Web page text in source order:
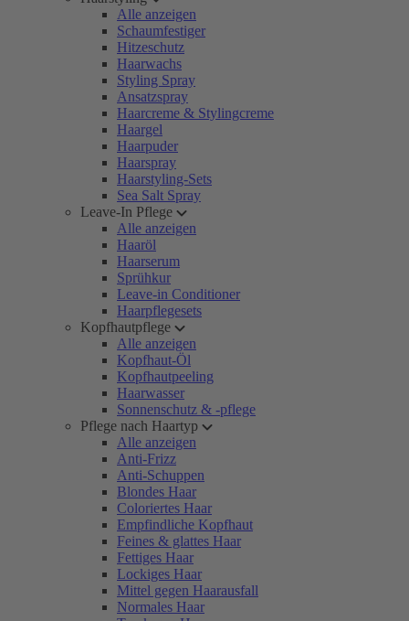
Alle anzeigen
Schaumfestiger
Hitzeschutz
Haarwachs
Styling Spray
Ansatzspray
Haarcreme & Stylingcreme
Haargel
Haarpuder
Haarspray
Haarstyling-Sets
Sea Salt Spray
Leave-In Pflege
Alle anzeigen
Haaröl
Haarserum
Sprühkur
Leave-in Conditioner
Haarpflegesets
Kopfhautpflege
Alle anzeigen
Kopfhaut-Öl
Kopfhautpeeling
Haarwasser
Sonnenschutz & -pflege
Pflege nach Haartyp
Alle anzeigen
Anti-Frizz
Anti-Schuppen
Blondes Haar
Coloriertes Haar
Empfindliche Kopfhaut
Feines & glattes Haar
Fettiges Haar
Lockiges Haar
Mittel gegen Haarausfall
Normales Haar